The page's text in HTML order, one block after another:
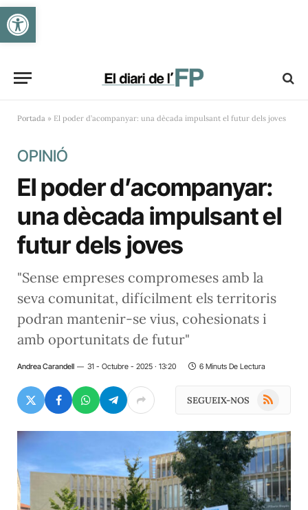
Obre la barra d'eines
Portada » El poder d’acompanyar: una dècada impulsant el futur dels joves
OPINIÓ
El poder d’acompanyar:
una dècada impulsant el
futur dels joves
"Sense empreses compromeses amb la
seva comunitat, difícilment els territoris
podran mantenir-se vius, cohesionats i
amb oportunitats de futur"
Andrea Carandell 31 - Octubre - 2025 · 13:20 6 Minuts De Lectura
SEGUEIX-NOS RSS